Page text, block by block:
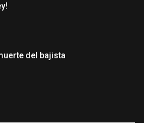
del bajista